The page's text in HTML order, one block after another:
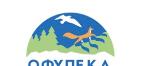
περιεχόμενο